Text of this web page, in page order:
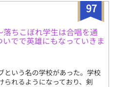
97
ちこぼれ学生は合唱を通
でで英雄にもなっていきま
いう名の学校があった。学校
られるようになっており、剣